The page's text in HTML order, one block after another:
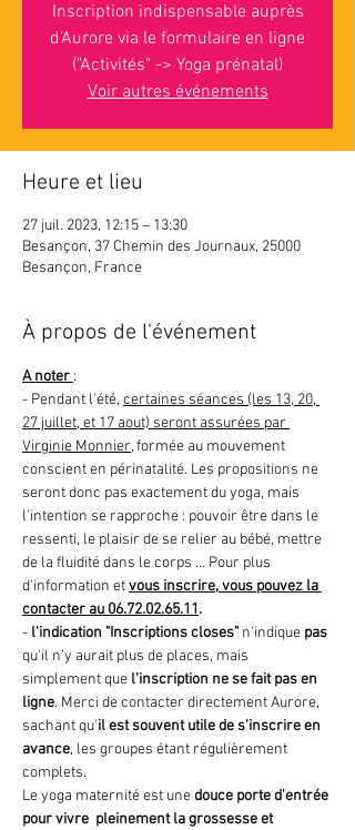
Inscription indispensable auprès
d'Aurore via le formulaire en ligne
("Activités" -> Yoga prénatal)
Voir autres événements
Heure et lieu
27 juil. 2023, 12:15 – 13:30
Besançon, 37 Chemin des Journaux, 25000
Besançon, France
À propos de l'événement
A noter :
- Pendant l'été, certaines séances (les 13, 20,
27 juillet, et 17 aout) seront assurées par
Virginie Monnier, formée au mouvement
conscient en périnatalité. Les propositions ne
seront donc pas exactement du yoga, mais
l'intention se rapproche : pouvoir être dans le
ressenti, le plaisir de se relier au bébé, mettre
de la fluidité dans le corps ... Pour plus
d'information et vous inscrire, vous pouvez la
contacter au 06.72.02.65.11.
- l'indication "Inscriptions closes" n'indique pas
qu'il n'y aurait plus de places, mais
simplement que l'inscription ne se fait pas en
ligne. Merci de contacter directement Aurore,
sachant qu'il est souvent utile de s'inscrire en
avance, les groupes étant régulièrement
complets.
Le yoga maternité est une douce porte d'entrée
pour vivre  pleinement la grossesse et